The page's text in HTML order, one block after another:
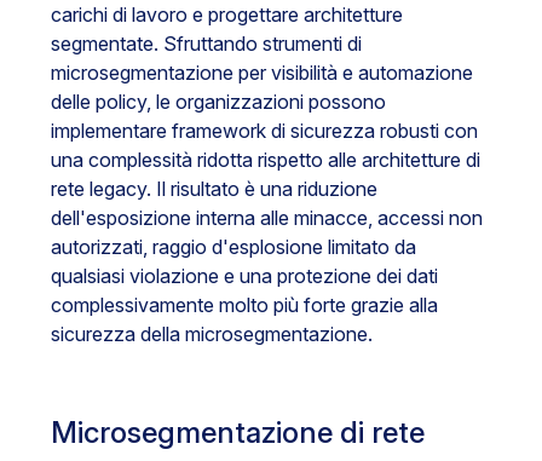
carichi di lavoro e progettare architetture
segmentate. Sfruttando strumenti di
microsegmentazione per visibilità e automazione
delle policy, le organizzazioni possono
implementare framework di sicurezza robusti con
una complessità ridotta rispetto alle architetture di
rete legacy. Il risultato è una riduzione
dell'esposizione interna alle minacce, accessi non
autorizzati, raggio d'esplosione limitato da
qualsiasi violazione e una protezione dei dati
complessivamente molto più forte grazie alla
sicurezza della microsegmentazione.
Microsegmentazione di rete